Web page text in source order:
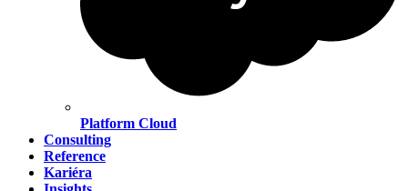
Platform Cloud
Consulting
Reference
Kariéra